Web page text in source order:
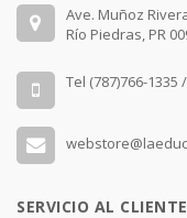
Ave. Muñoz
Río Piedras, PR
Tel (787)766-1335
SERVICIO AL CLIENTE